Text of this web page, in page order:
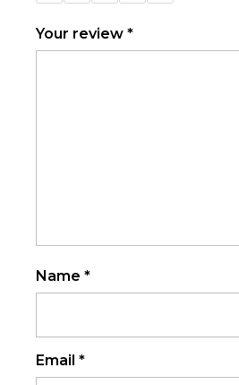
Your review *
Name *
Email *